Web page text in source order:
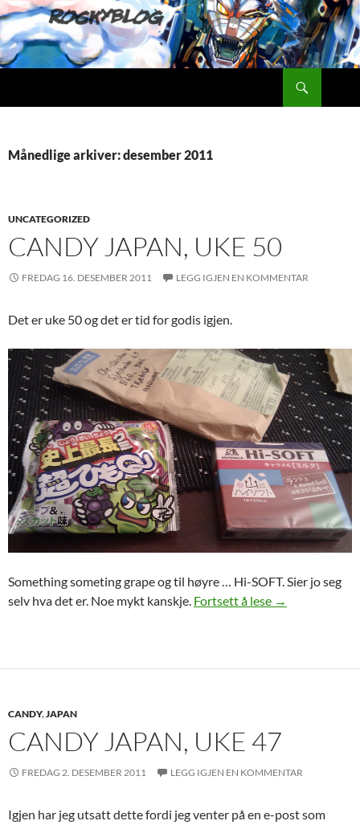
Hopp
til
innhold
Månedlige arkiver: desember 2011
UNCATEGORIZED
CANDY JAPAN, UKE 50
FREDAG 16. DESEMBER 2011 LEGG IGJEN EN KOMMENTAR
Det er uke 50 og det er tid for godis igjen.
Something someting grape og til høyre … Hi-SOFT. Sier jo seg
selv hva det er. Noe mykt kanskje. Fortsett å lese Candy Japan,
→
CANDY,JAPAN
CANDY JAPAN, UKE 47
FREDAG 2. DESEMBER 2011 LEGG IGJEN EN KOMMENTAR
Igjen har jeg utsatt dette fordi jeg venter på en e-post som